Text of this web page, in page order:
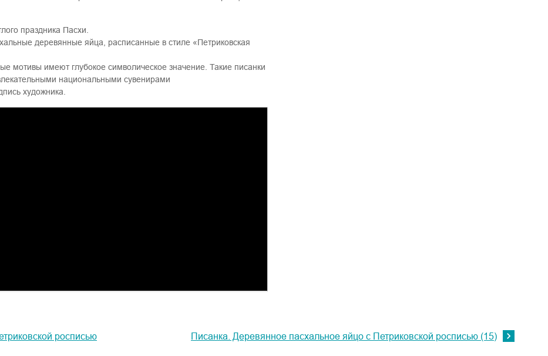
праздника Пасхи.
деревянные яйца, расписанные в стиле «Петриковская
мотивы имеют глубокое символическое значение. Такие писанки
национальными сувенирами
художника.
росписью
Писанка. Деревянное пасхальное яйцо с Петриковской росписью (15)